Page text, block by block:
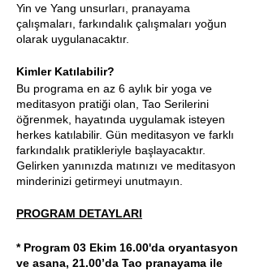
Yin ve Yang unsurları, pranayama
çalışmaları, farkındalık çalışmaları yoğun
olarak uygulanacaktır.
Kimler Katılabilir?
Bu programa en az 6 aylık bir yoga ve
meditasyon pratiği olan, Tao Serilerini
öğrenmek, hayatında uygulamak isteyen
herkes katılabilir. Gün meditasyon ve farklı
farkındalık pratikleriyle başlayacaktır.
Gelirken yanınızda matınızı ve meditasyon
minderinizi getirmeyi unutmayın.
PROGRAM DETAYLARI
* Program 03 Ekim 16.00'da oryantasyon
ve asana, 21.00’da Tao pranayama ile